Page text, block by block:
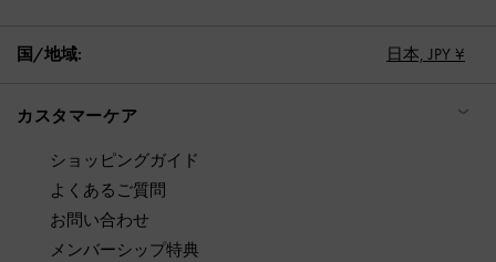
国/地域: 日本, JPY ¥
カスタマーケア
ショッピングガイド
よくあるご質問
お問い合わせ
メンバーシップ特典